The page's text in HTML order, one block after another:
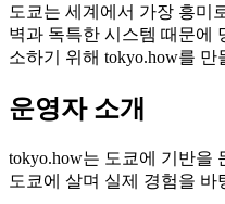
도쿄는 세계에서 가장 흥미
벽과 독특한 시스템 때문에
소하기 위해 tokyo.how를 만
운영자 소개
tokyo.how는 도쿄에 기반을
도쿄에 살며 실제 경험을 바